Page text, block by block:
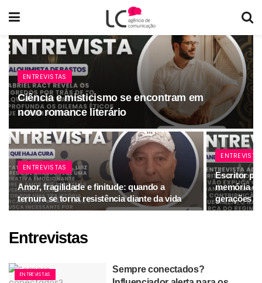
ENTREVISTAS
Ciência e misticismo se encontram em
novo romance literário
ENTREVISTAS
Amor, fragilidade e finitude: quando a
ternura se torna resistência diante da vida
Escritor
memória
gerações
Entrevistas
ENTREVISTAS
Sempre conectados?